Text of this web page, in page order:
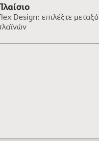
Design: επιλέξτε
για τη διατήρηση
από τις λειτουργίες που